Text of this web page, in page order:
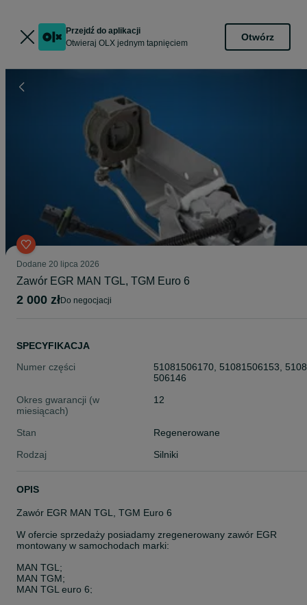
Przejdź do aplikacji
Otwieraj OLX jednym tapnięciem
Otwórz
Dodane 20 lipca 2026
Zawór EGR MAN TGL, TGM Euro 6
2 000 zł do negocjacji
SPECYFIKACJA
Numer części
51081506170, 51081506153,
506146
Okres gwarancji (w
miesiącach)
12
Stan
Regenerowane
Rodzaj
Silniki
OPIS
Zawór EGR MAN TGL, TGM Euro 6
W ofercie sprzedaży posiadamy zregenerowany zawór EGR
montowany w samochodach marki:
MAN TGL;
MAN TGM;
MAN TGL euro 6;